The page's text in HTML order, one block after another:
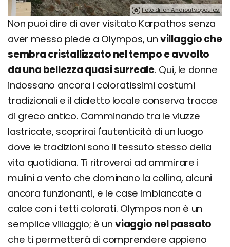
Foto di Ion Androutsopoulos.
Non puoi dire di aver visitato Karpathos senza
aver messo piede a Olympos, un villaggio che
sembra cristallizzato nel tempo e avvolto
da una bellezza quasi surreale. Qui, le donne
indossano ancora i coloratissimi costumi
tradizionali e il dialetto locale conserva tracce
di greco antico. Camminando tra le viuzze
lastricate, scoprirai l'autenticità di un luogo
dove le tradizioni sono il tessuto stesso della
vita quotidiana. Ti ritroverai ad ammirare i
mulini a vento che dominano la collina, alcuni
ancora funzionanti, e le case imbiancate a
calce con i tetti colorati. Olympos non è un
semplice villaggio; è unviaggio nel passato
che ti permetterà di comprendere appieno